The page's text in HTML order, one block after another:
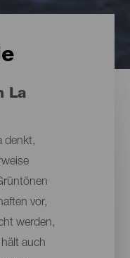
La
denkt,
vor,
werden,
auch